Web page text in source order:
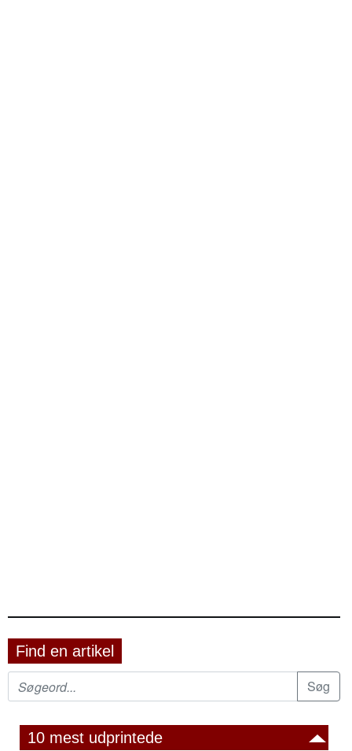
Find en artikel
10 mest udprintede